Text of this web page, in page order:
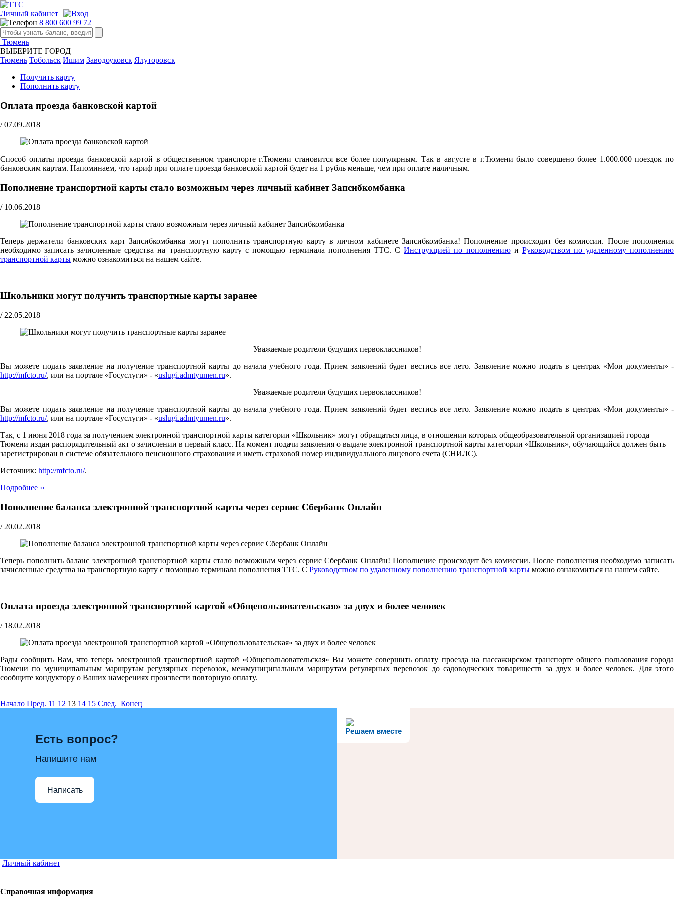
Личный кабинет
8 800 600 99 72
Тюмень
ВЫБЕРИТЕ ГОРОД
Тюмень Тобольск Ишим Заводоуковск Ялуторовск
Получить карту
Пополнить карту
Оплата проезда банковской картой
/ 07.09.2018
Способ оплаты проезда банковской картой в общественном транспорте г.Тюмени становится все более популярным. Так в августе в г.Тюмени было совершено более 1.000.000 поездок по
банковским картам. Напоминаем, что тариф при оплате проезда банковской картой будет на 1 рубль меньше, чем при оплате наличным.
Пополнение транспортной карты стало возможным через личный кабинет Запсибкомбанка
/ 10.06.2018
Теперь держатели банковских карт Запсибкомбанка могут пополнить транспортную карту в личном кабинете Запсибкомбанка! Пополнение происходит без комиссии. После пополнения
необходимо записать зачисленные средства на транспортную карту с помощью терминала пополнения ТТС. СИнструкцией по пополнениюи Руководством по удаленному пополнению
транспортной карты можно ознакомиться на нашем сайте.
Школьники могут получить транспортные карты заранее
/ 22.05.2018
Уважаемые родители будущих первоклассников!
Вы можете подать заявление на получение транспортной карты до начала учебного года. Прием заявлений будет вестись все лето. Заявление можно подать в центрах «Мои документы» -
http://mfcto.ru/, или на портале «Госуслуги» - «uslugi.admtyumen.ru».
Уважаемые родители будущих первоклассников!
Вы можете подать заявление на получение транспортной карты до начала учебного года. Прием заявлений будет вестись все лето. Заявление можно подать в центрах «Мои документы» -
http://mfcto.ru/, или на портале «Госуслуги» - «uslugi.admtyumen.ru».
Так, с 1 июня 2018 года за получением электронной транспортной карты категории «Школьник» могут обращаться лица, в отношении которых общеобразовательной организацией города
Тюмени издан распорядительный акт о зачислении в первый класс. На момент подачи заявления о выдаче электронной транспортной карты категории «Школьник», обучающийся должен быть
зарегистрирован в системе обязательного пенсионного страхования и иметь страховой номер индивидуального лицевого счета (СНИЛС).
Источник: http://mfcto.ru/.
Подробнее ››
Пополнение баланса электронной транспортной карты через сервис Сбербанк Онлайн
/ 20.02.2018
Теперь пополнить баланс электронной транспортной карты стало возможным через сервис Сбербанк Онлайн! Пополнение происходит без комиссии. После пополнения необходимо записать
зачисленные средства на транспортную карту с помощью терминала пополнения ТТС. С Руководством по удаленному пополнению транспортной карты можно ознакомиться на нашем сайте.
Оплата проезда электронной транспортной картой «Общепользовательская» за двух и более человек
/ 18.02.2018
Рады сообщить Вам, что теперь электронной транспортной картой «Общепользовательская» Вы можете совершить оплату проезда на пассажирском транспорте общего пользования города
Тюмени по муниципальным маршрутам регулярных перевозок, межмуниципальным маршрутам регулярных перевозок до садоводческих товариществ за двух и более человек. Для этого
сообщите кондуктору о Ваших намерениях произвести повторную оплату.
Начало Пред. 11 12 13 14 15 След. Конец
Решаем вместе
Есть вопрос?
Напишите нам
Написать
Личный кабинет
Справочная информация